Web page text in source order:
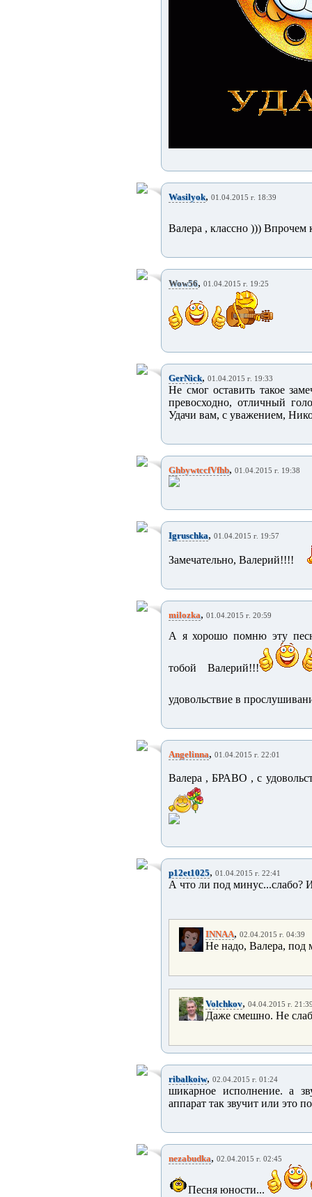
Wasilyok, 01.04.2015 г. 18:39
Валера , классно ))) Впрочем
Wow56, 01.04.2015 г. 19:25
GerNick, 01.04.2015 г. 19:33
Не смог оставить такое
превосходно, отличный
Удачи вам, с уважением,
GhbywtccfVfhb, 01.04.2015 г. 19:38
Igruschka, 01.04.2015 г. 19:57
Замечательно, Валерий!!!!
milozka, 01.04.2015 г. 20:59
А я хорошо помню эту
тобой Валерий!!!
удовольствие в
Angelinna, 01.04.2015 г. 22:01
Валера , БРАВО , с
p12et1025, 01.04.2015 г. 22:41
А что ли под минус...слабо?
INNAA, 02.04.2015 г. 04:39
Не надо, Валера, под
Volchkov, 04.04.2015 г.
Даже смешно. Не
ribalkoiw, 02.04.2015 г. 01:24
шикарное исполнение. а
аппарат так звучит или это
nezabudka, 02.04.2015 г. 02:45
Песня юности...